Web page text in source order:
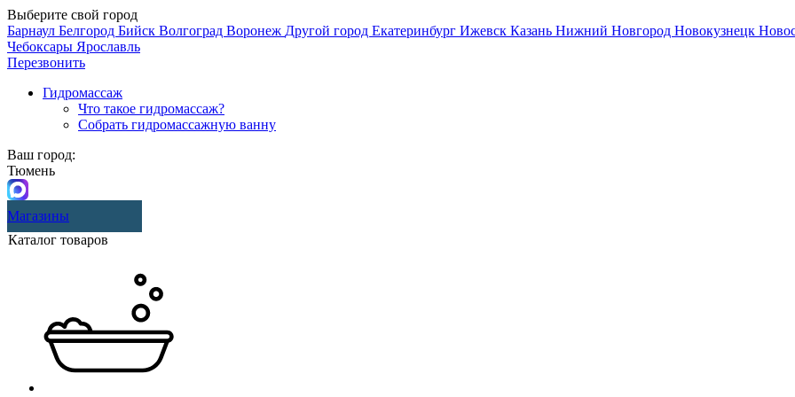
Выберите свой город
Барнаул Белгород Бийск Волгоград Воронеж Другой город Екатеринбург Ижевск Казань Нижний Новгород Новокузнецк
Чебоксары Ярославль
Перезвонить
Гидромассаж
Что такое гидромассаж?
Собрать гидромассажную ванну
Ваш город:
Тюмень
Магазины
Каталог товаров